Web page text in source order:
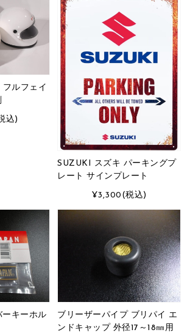
ルフェイ
込)
SUZUKI スズキ パーキングプ
レート サインプレート
¥3,300 (税込)
キーホル
ブリーザーパイプ ブリパイ エ
ンドキャップ 外径17～18㎜用